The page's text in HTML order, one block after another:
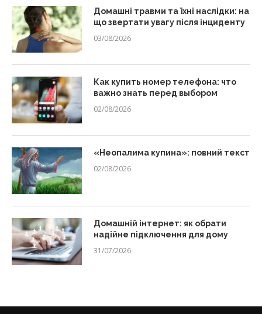
Домашні травми та їхні наслідки: на
що звертати увагу після інциденту
03/08/2026
Как купить номер телефона: что
важно знать перед выбором
02/08/2026
«Неопалима купина»: повний текст
02/08/2026
Домашній інтернет: як обрати
надійне підключення для дому
31/07/2026